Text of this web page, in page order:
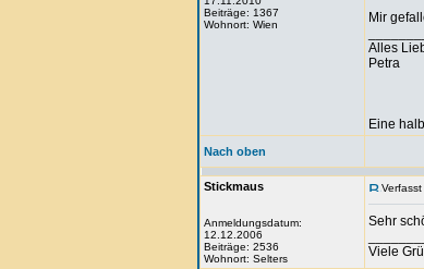
Beiträge: 1367
Wohnort: Wien
Mir
Alles
Petra
Eine
Nach oben
Stickmaus
Anmeldungsdatum:
12.12.2006
Beiträge: 2536
Wohnort: Selters
Sehr
Viele